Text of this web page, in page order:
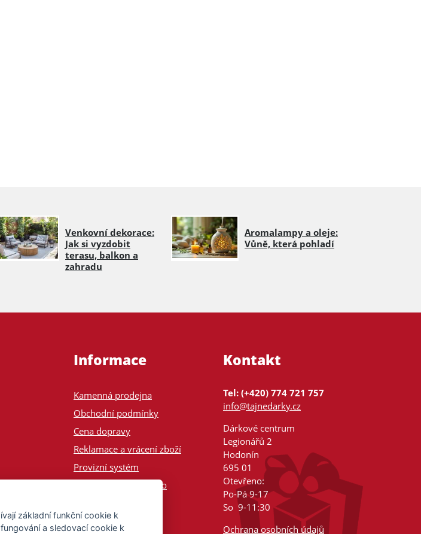
Venkovní dekorace:
Jak si vyzdobit
terasu, balkon a
zahradu
Aromalampy a oleje:
Vůně, která pohladí
Informace
Kamenná prodejna
Obchodní podmínky
Cena dopravy
Reklamace a vrácení zboží
Provizní systém
Odeslání na Slovensko
Kontakt
Tel: (+420) 774 721 757
info@tajnedarky.cz
Dárkové centrum
Legionářů 2
Hodonín
695 01
Otevřeno:
Po-Pá 9-17
So 9-11:30
Ochrana osobních údajů
základní funkční cookie k
a sledovací cookie k